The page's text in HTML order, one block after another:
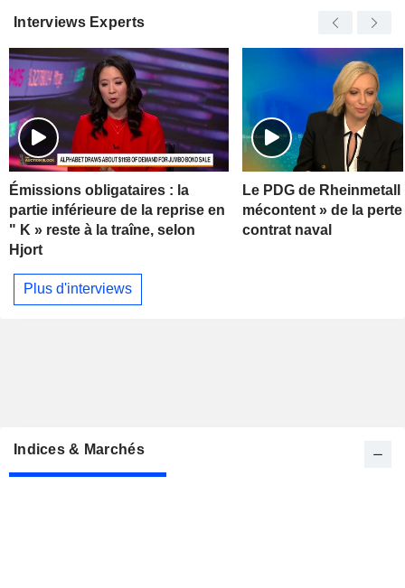
Interviews Experts
Émissions obligataires : la
partie inférieure de la reprise en
" K » reste à la traîne, selon
Hjort
Le PDG de
mécontent » de la
contrat naval
Plus d'interviews
Indices & Marchés